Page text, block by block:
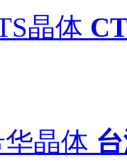
晶体
晶体